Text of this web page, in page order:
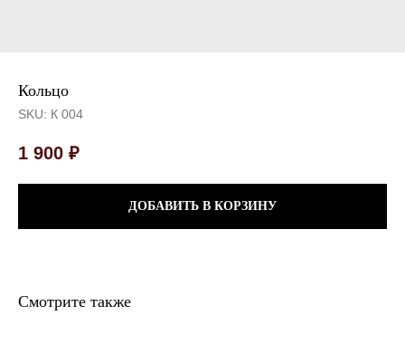
Кольцо
SKU: К 004
1 900 ₽
ДОБАВИТЬ В КОРЗИНУ
Смотрите также